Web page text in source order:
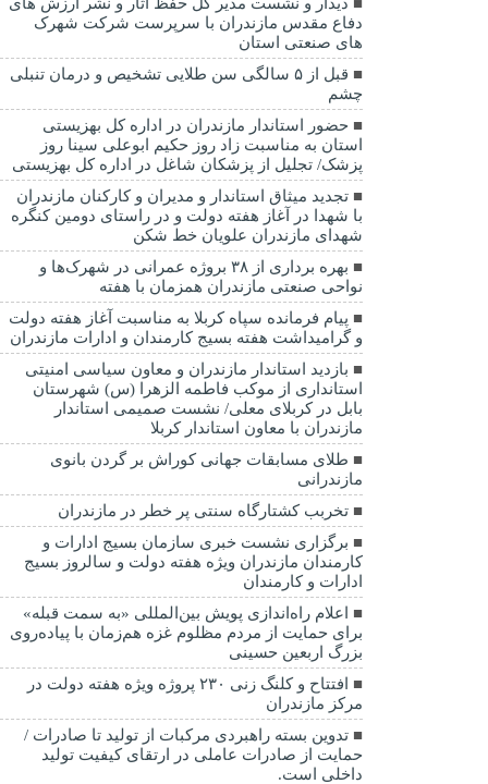
دفاع مقدس مازندران با سرپرست شرکت شهرک
های صنعتی استان
قبل از ۵ سالگی سن طلایی تشخیص و درمان تنبلی
چشم
حضور استاندار مازندران در اداره کل بهزیستی
استان به مناسبت زاد روز حکیم ابوعلی سینا روز
پزشک/ تجلیل از پزشکان شاغل در اداره کل بهزیستی
تجدید میثاق استاندار و مدیران و کارکنان مازندران
با شهدا در آغاز هفته دولت و در راستای دومین کنگره
شهدای مازندران علویان خط شکن
بهره برداری از ۳۸ بروژه عمرانی در شهرک‌ها و
نواحی صنعتی مازندران همزمان با هفته
پیام فرمانده سپاه کربلا به مناسبت آغاز هفته دولت
و گرامیداشت هفته بسیج کارمندان و ادارات مازندران
بازدید استاندار مازندران و معاون سیاسی امنیتی
استانداری از موکب فاطمه الزهرا (س) شهرستان
بابل در کربلای معلی/ نشست صمیمی استاندار
مازندران با معاون استاندار کربلا
طلای مسابقات جهانی کوراش بر گردن بانوی
مازندرانی
تخربب کشتارگاه سنتی پر خطر در مازندران
برگزاری نشست خبری سازمان بسیج ادارات و
کارمندان مازندران ویژه هفته دولت و سالروز بسیج
ادارات و کارمندان
اعلام راه‌اندازی پویش بین‌المللی «به سمت قبله»
برای حمایت از مردم مظلوم غزه هم‌زمان با پیاده‌روی
بزرگ اربعین حسینی
افتتاح و کلنگ زنی ۲۳۰ پروژه ویژه هفته دولت در
مرکز مازندران
تدوین بسته راهبردی مرکبات از تولید تا صادرات /
حمایت از صادرات عاملی در ارتقای کیفیت تولید
داخلی است.